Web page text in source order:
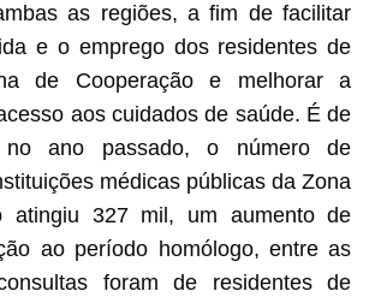
as regiões, a fim de facilitar
e o emprego dos residentes de
de Cooperação e melhorar a
aos cuidados de saúde. É de
no ano passado, o número de
médicas públicas da Zona
atingiu 327 mil, um aumento de
ao período homólogo, entre as
foram de residentes de